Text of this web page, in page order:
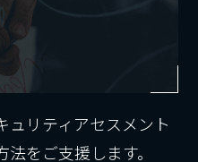
ュリティアセスメント
をご支援します。